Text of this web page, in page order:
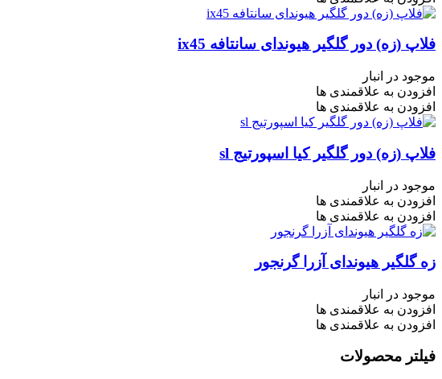
فلاپ (زه) دور گلگیر هیوندای سانتافه ix45
موجود در انبار
افزودن به علاقمندی ها
افزودن به علاقمندی ها
فلاپ (زه) دور گلگیر کیا اسپورتیج sl
موجود در انبار
افزودن به علاقمندی ها
افزودن به علاقمندی ها
زه گلگیر هیوندای آزرا گرنجور
موجود در انبار
افزودن به علاقمندی ها
افزودن به علاقمندی ها
فیلتر محصولات